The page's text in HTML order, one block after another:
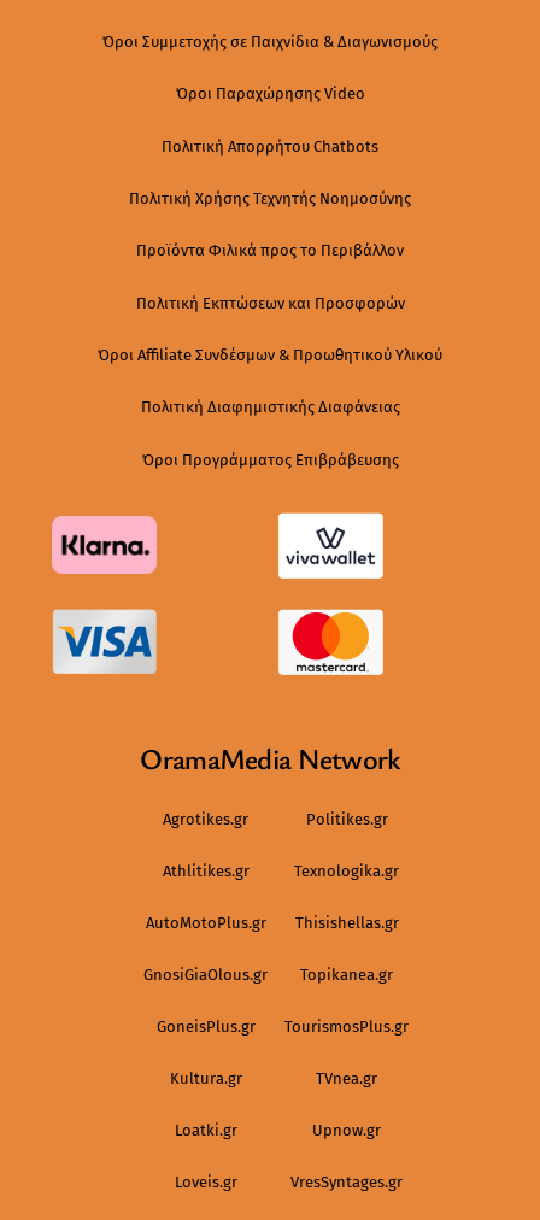
Όροι Συμμετοχής σε Παιχνίδια & Διαγωνισμούς
Όροι Παραχώρησης Video
Πολιτική Απορρήτου Chatbots
Πολιτική Χρήσης Τεχνητής Νοημοσύνης
Προϊόντα Φιλικά προς το Περιβάλλον
Πολιτική Εκπτώσεων και Προσφορών
Όροι Affiliate Συνδέσμων & Προωθητικού Υλικού
Πολιτική Διαφημιστικής Διαφάνειας
Όροι Προγράμματος Επιβράβευσης
OramaMedia Network
Agrotikes.gr Politikes.gr
Athlitikes.gr Texnologika.gr
AutoMotoPlus.gr Thisishellas.gr
GnosiGiaOlous.gr Topikanea.gr
GoneisPlus.gr TourismosPlus.gr
Kultura.gr TVnea.gr
Loatki.gr Upnow.gr
Loveis.gr VresSyntages.gr